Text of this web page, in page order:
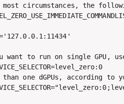
circumstances, the
to run on single GPU, use
than one dGPUs, according